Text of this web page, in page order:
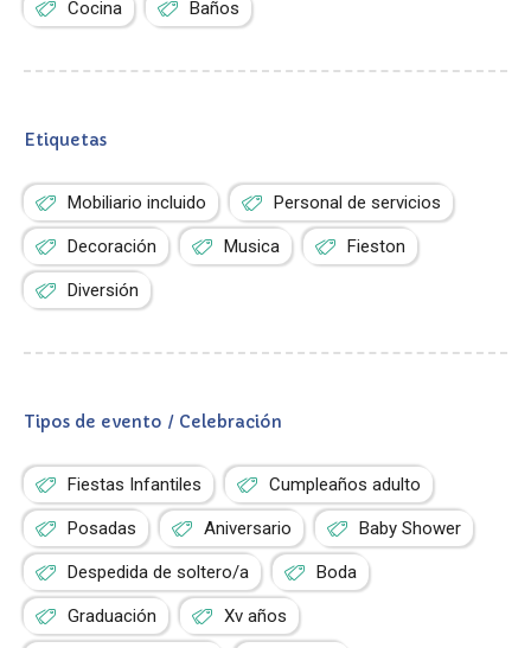
Cocina Baños
Etiquetas
Mobiliario incluido Personal de servicios
Decoración Musica Fieston
Diversión
Tipos de evento / Celebración
Fiestas Infantiles Cumpleaños adulto
Posadas Aniversario Baby Shower
Despedida de soltero/a Boda
Graduación Xv años